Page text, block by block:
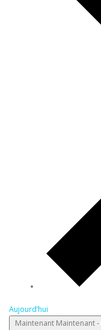
Aujourd’hui
Maintenant Maintenant-